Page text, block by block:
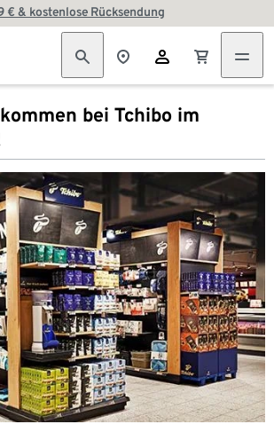
€ & kostenlose Rücksendung
bei Tchibo im